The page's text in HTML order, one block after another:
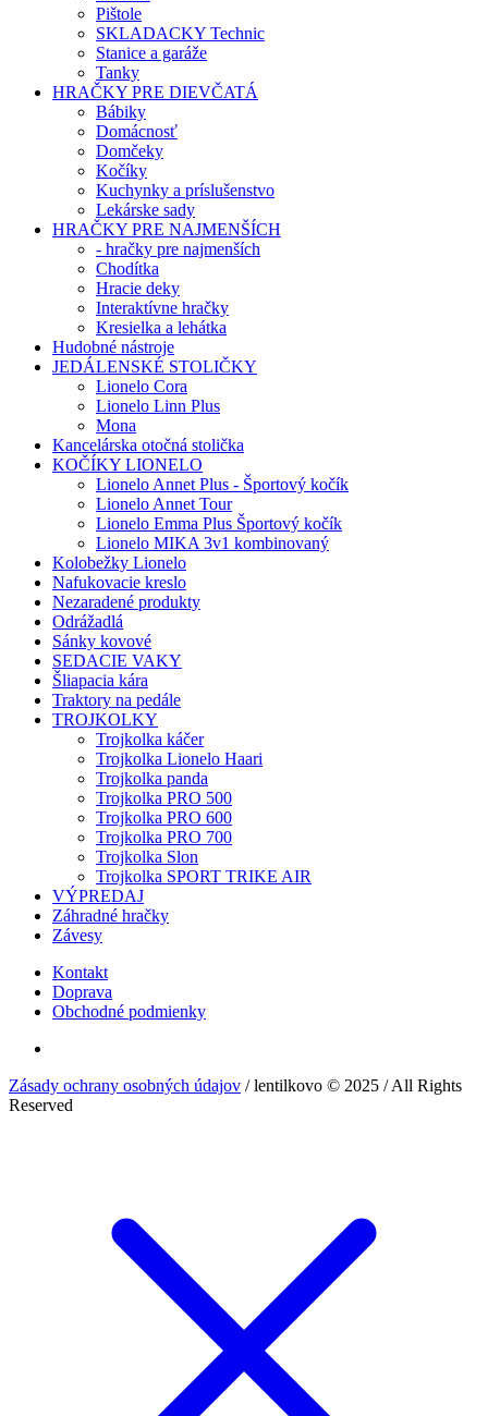
Pištole
SKLADACKY Technic
Stanice a garáže
Tanky
HRAČKY PRE DIEVČATÁ
Bábiky
Domácnosť
Domčeky
Kočíky
Kuchynky a príslušenstvo
Lekárske sady
HRAČKY PRE NAJMENŠÍCH
- hračky pre najmenších
Chodítka
Hracie deky
Interaktívne hračky
Kresielka a lehátka
Hudobné nástroje
JEDÁLENSKÉ STOLIČKY
Lionelo Cora
Lionelo Linn Plus
Mona
Kancelárska otočná stolička
KOČÍKY LIONELO
Lionelo Annet Plus - Športový kočík
Lionelo Annet Tour
Lionelo Emma Plus Športový kočík
Lionelo MIKA 3v1 kombinovaný
Kolobežky Lionelo
Nafukovacie kreslo
Nezaradené produkty
Odrážadlá
Sánky kovové
SEDACIE VAKY
Šliapacia kára
Traktory na pedále
TROJKOLKY
Trojkolka káčer
Trojkolka Lionelo Haari
Trojkolka panda
Trojkolka PRO 500
Trojkolka PRO 600
Trojkolka PRO 700
Trojkolka Slon
Trojkolka SPORT TRIKE AIR
VÝPREDAJ
Záhradné hračky
Závesy
Kontakt
Doprava
Obchodné podmienky
Zásady ochrany osobných údajov / lentilkovo © 2025 / All Rights
Reserved